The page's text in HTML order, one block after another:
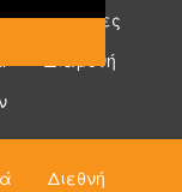
Υπηρεσίες
Διαμονή
Διεθνή